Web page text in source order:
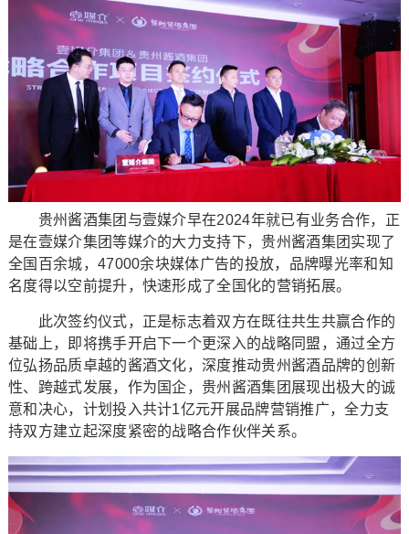
贵州酱酒集团与壹媒介早在2024年就已有业务合作，正
是在壹媒介集团等媒介的大力支持下，贵州酱酒集团实现了
全国百余城，47000余块媒体广告的投放，品牌曝光率和知
名度得以空前提升，快速形成了全国化的营销拓展。
此次签约仪式，正是标志着双方在既往共生共赢合作的
基础上，即将携手开启下一个更深入的战略同盟，通过全方
位弘扬品质卓越的酱酒文化，深度推动贵州酱酒品牌的创新
性、跨越式发展，作为国企，贵州酱酒集团展现出极大的诚
意和决心，计划投入共计1亿元开展品牌营销推广，全力支
持双方建立起深度紧密的战略合作伙伴关系。